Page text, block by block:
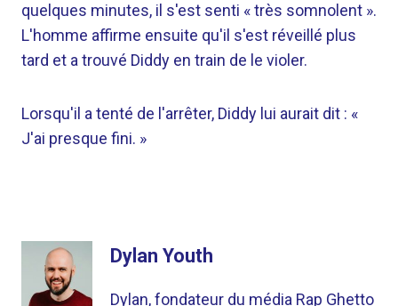
quelques minutes, il s'est senti « très somnolent ».
L'homme affirme ensuite qu'il s'est réveillé plus
tard et a trouvé Diddy en train de le violer.
Lorsqu'il a tenté de l'arrêter, Diddy lui aurait dit : «
J'ai presque fini. »
Dylan Youth
Dylan, fondateur du média Rap Ghetto